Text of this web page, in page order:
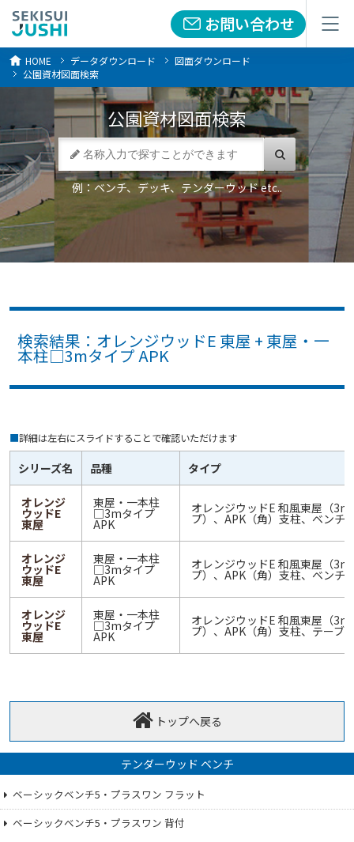
お問い合わせ
メニュー お問い合わせ
メニュー
HOME データダウンロード
図面ダウンロード
公園資材図面検索
公園資材図面検索
例：ベンチ、デッキ、テンダーウッド etc..
検索結果：オレンジウッドE 東屋 + 東屋・一
本柱□3mタイプ APK
■詳細は左右にスライドすることで確認いただけます
シリーズ名 品種 タイプ
オレンジ
ウッドE
東屋
東屋・一本柱
□3mタイプ
APK
オレンジウッドE 和風東屋（3m
プ）、APK（角）支柱、ベンチ
オレンジ
ウッドE
東屋
東屋・一本柱
□3mタイプ
APK
オレンジウッドE 和風東屋（3m
プ）、APK（角）支柱、ベンチ
オレンジ
ウッドE
東屋
東屋・一本柱
□3mタイプ
APK
オレンジウッドE 和風東屋（3m
プ）、APK（角）支柱、テーブ
トップへ戻る
テンダーウッド ベンチ
ベーシックベンチ5・プラスワン フラット
ベーシックベンチ5・プラスワン 背付